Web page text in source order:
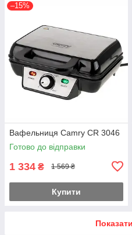
–15%
Вафельниця Camry CR 3046
Готово до відправки
1 334 ₴ 1 569 ₴
Купити